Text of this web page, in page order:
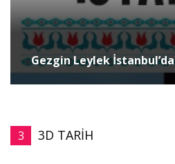
Gezgin Leylek İstanbul’da
3 3D TARİH